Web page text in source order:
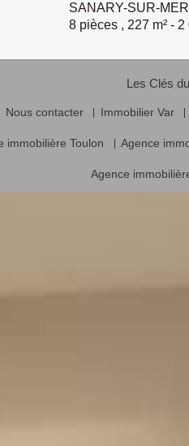
SANARY-SUR-MER
8 pièces , 227 m² - 2
Les Clés
Nous contacter Immobilier Var
immobilière Toulon Agence
Agence